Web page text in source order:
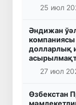
25 июл
Әндижан
долларлық
27 июл
Өзбекстан